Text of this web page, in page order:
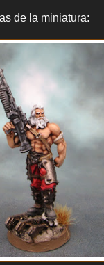
de la miniatura: